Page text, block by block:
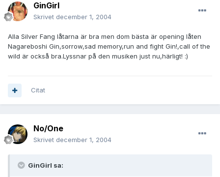
GinGirl
Skrivet december 1, 2004
Alla Silver Fang låtarna är bra men dom bästa är opening låten
Nagareboshi Gin,sorrow,sad memory,run and fight Gin!,call of the
wild är också bra.Lyssnar på den musiken just nu,härligt! :)
Citat
No/One
Skrivet december 1, 2004
GinGirl sa: